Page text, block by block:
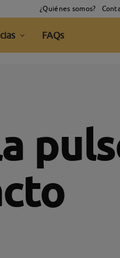
¿Quiénes somos?
FAQs